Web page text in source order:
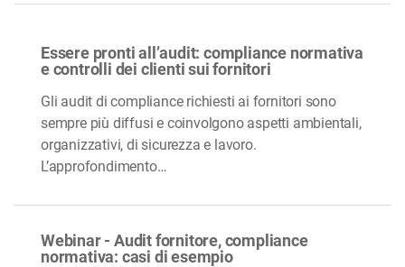
Essere pronti all’audit: compliance normativa
e controlli dei clienti sui fornitori
Gli audit di compliance richiesti ai fornitori sono
sempre più diffusi e coinvolgono aspetti ambientali,
organizzativi, di sicurezza e lavoro.
L’approfondimento…
Webinar - Audit fornitore, compliance
normativa: casi di esempio